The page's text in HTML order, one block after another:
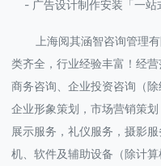
- 广告设计制作安装「一
上海阅其涵智咨询管理
类齐全，行业经验丰富！经
商务咨询、企业投资咨询（
企业形象策划，市场营销策
展示服务，礼仪服务，摄影
机、软件及辅助设备（除计